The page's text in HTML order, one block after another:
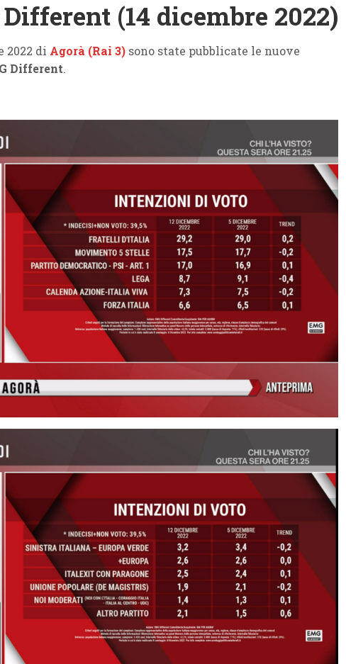
(14 dicembre 2022)
2022 di Agorà (Rai 3) sono state pubblicate le nuove
Different.